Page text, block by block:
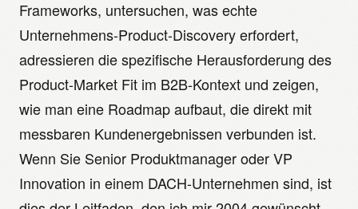
Frameworks, untersuchen, was echte
Unternehmens-Product-Discovery erfordert,
adressieren die spezifische Herausforderung des
Product-Market Fit im B2B-Kontext und zeigen,
wie man eine Roadmap aufbaut, die direkt mit
messbaren Kundenergebnissen verbunden ist.
Wenn Sie Senior Produktmanager oder VP
Innovation in einem DACH-Unternehmen sind, ist